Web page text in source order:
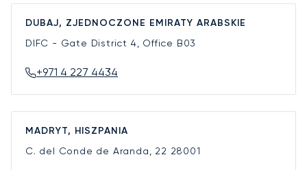
DUBAJ, ZJEDNOCZONE EMIRATY ARABSKIE
DIFC - Gate District 4, Office B03
+971 4 227 4434
MADRYT, HISZPANIA
C. del Conde de Aranda, 22 28001